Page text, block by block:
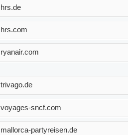
hrs.de
hrs.com
ryanair.com
trivago.de
voyages-sncf.com
mallorca-partyreisen.de